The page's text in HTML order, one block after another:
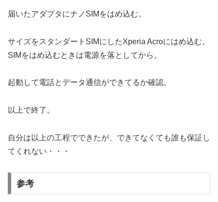
届いたアダプタにナノSIMをはめ込む。
サイズをスタンダートSIMにしたXperia Acroにはめ込む。
SIMをはめ込むときは電源を落としてから。
起動して電話とデータ通信ができてるか確認。
以上で終了。
自分は以上の工程でできたが、できてなくても誰も保証し
てくれない・・・
参考